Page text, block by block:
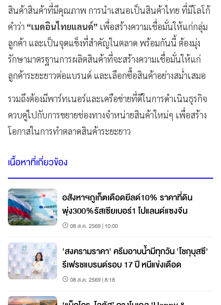
สินค้าสินค้าที่มีคุณภาพ การนำเสนอเป็นสินค้าไทย ที่มีโลโก้
คำว่า “เมดอินไทยแลนด์” เพื่อสร้างความเชื่อมั่นให้แก่กลุ่ม
ลูกค้า และเป็นจุดแข็งที่สำคัญในตลาด พร้อมกันนี้ ต้องมุ่ง
รักษามาตรฐานการผลิตสินค้าที่จะสร้างความเชื่อมั่นให้แก่
ลูกค้าระยะยาวต่อแบรนด์ และเลือกซื้อสินค้าอย่างสม่ำเสมอ
รวมถึงต้องมีพาร์ทเนอร์และเครือข่ายที่ดีในการดำเนินธุรกิจ
ควบคู่ไปกับการขยายช่องทางจำหน่ายสินค้าใหม่ๆ เพื่อสร้าง
โอกาสในการทำตลาดสินค้าระยะยาว
เนื้อหาที่เกี่ยวข้อง
อสังหาฯภูเก็ตเดือดยีลด์10% ราคาที่ดิน
พุ่ง300%รัสเซียเบอร์1 โปแลนด์แซงจีน
08 ส.ค. 2569 | 10:00
'สงครามราคา' ครีมอาบน้ำมีทุกวัน 'โชกุบุสซึ'
รีเฟรชแบรนด์รอบ 17 ปี หนีแข่งเดือด
08 ส.ค. 2569 | 8:18